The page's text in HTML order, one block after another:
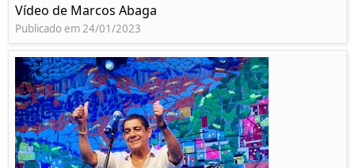
Vídeo de Marcos Abaga
Publicado em 24/01/2023